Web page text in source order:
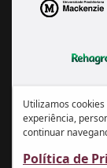
Utilizamos
experiência,
continuar
Política de